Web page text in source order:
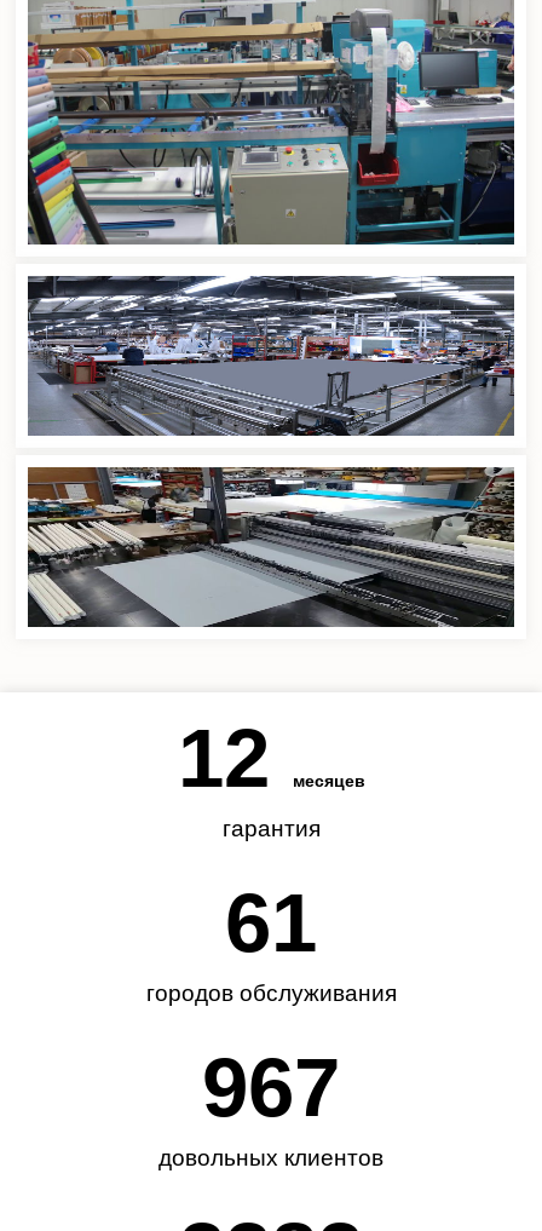
гарантия
12 месяцев
городов обслуживания
62
довольных клиентов
985